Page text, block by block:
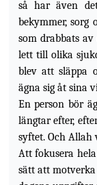
så har även
bekymmer, sorg
som drabbats
lett till olika
blev att släppa
ägna sig åt sina
En person bör
längtar efter,
syftet. Och Allah
Att fokusera
sätt att